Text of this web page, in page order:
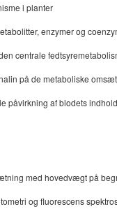
i planter
enzymer og
centrale
på de metaboliske
påvirkning af blodets
med hovedvægt på
og fluorescens